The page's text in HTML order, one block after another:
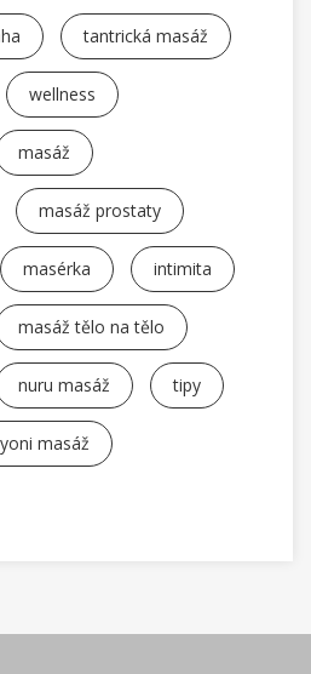
tantrická masáž
wellness
masáž
masáž prostaty
masérka intimita
masáž tělo na tělo
nuru masáž tipy
yoni masáž